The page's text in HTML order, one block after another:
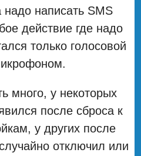
надо написать SMS
действие где надо
только голосовой
много, у некоторых
после сброса к
у других после
отключил или